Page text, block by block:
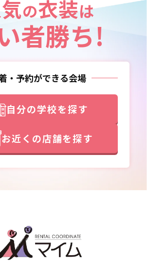
の衣装は
者勝ち!
・予約ができる会場
自分の学校を探す
お近くの店舗を探す